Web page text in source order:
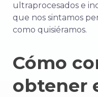
ultraprocesados e
que nos sintamos
como quisiéramos.
Cómo
obtener